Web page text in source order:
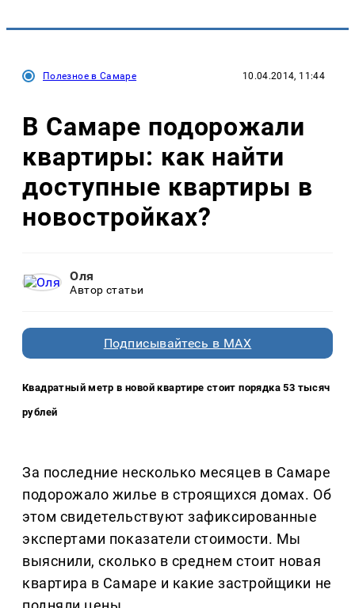
Полезное в Самаре 10.04.2014, 11:44
В Самаре подорожали
квартиры: как найти
доступные квартиры в
новостройках?
Оля
Автор статьи
Подписывайтесь в MAX
Квадратный метр в новой квартире стоит порядка 53 тысяч
рублей
За последние несколько месяцев в Самаре
подорожало жилье в строящихся домах. Об
этом свидетельствуют зафиксированные
экспертами показатели стоимости. Мы
выяснили, сколько в среднем стоит новая
квартира в Самаре и какие застройщики не